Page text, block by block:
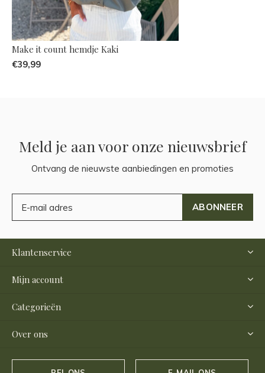
Make it count hemdje Kaki
€39,99
Meld je aan voor onze nieuwsbrief
Ontvang de nieuwste aanbiedingen en promoties
ABONNEER
Klantenservice
Mijn account
Categorieën
Over ons